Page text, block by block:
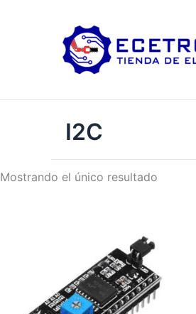
I2C
Mostrando el único resultado